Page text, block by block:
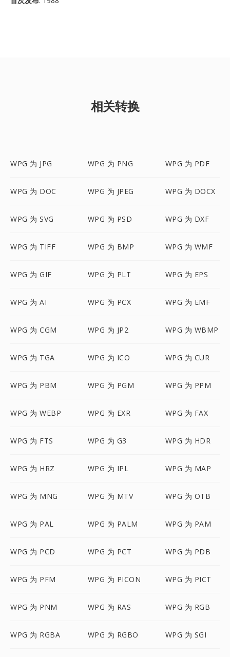
相关转换
WPG 为 JPG WPG 为 PNG WPG 为 PDF
WPG 为 DOC WPG 为 JPEG WPG 为 DOCX
WPG 为 SVG WPG 为 PSD WPG 为 DXF
WPG 为 TIFF WPG 为 BMP WPG 为 WMF
WPG 为 GIF WPG 为 PLT WPG 为 EPS
WPG 为 AI WPG 为 PCX WPG 为 EMF
WPG 为 CGM WPG 为 JP2 WPG 为 WBMP
WPG 为 TGA WPG 为 ICO WPG 为 CUR
WPG 为 PBM WPG 为 PGM WPG 为 PPM
WPG 为 WEBP WPG 为 EXR WPG 为 FAX
WPG 为 FTS WPG 为 G3 WPG 为 HDR
WPG 为 HRZ WPG 为 IPL WPG 为 MAP
WPG 为 MNG WPG 为 MTV WPG 为 OTB
WPG 为 PAL WPG 为 PALM WPG 为 PAM
WPG 为 PCD WPG 为 PCT WPG 为 PDB
WPG 为 PFM WPG 为 PICON WPG 为 PICT
WPG 为 PNM WPG 为 RAS WPG 为 RGB
WPG 为 RGBA WPG 为 RGBO WPG 为 SGI